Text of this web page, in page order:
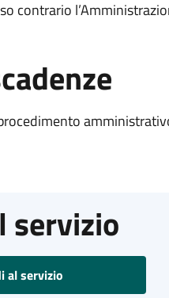
contrario
servizio
al servizio